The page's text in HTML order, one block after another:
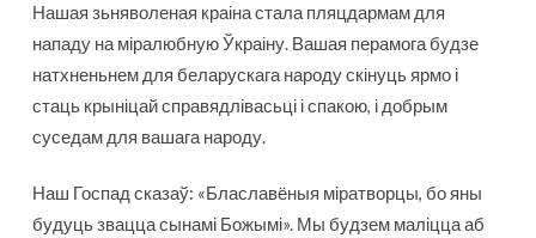
Нашая зьняволеная краіна стала пляцдармам для
нападу на міралюбную Ўкраіну. Вашая перамога будзе
натхненьнем для беларускага народу скінуць ярмо і
стаць крыніцай справядлівасьці і спакою, і добрым
суседам для вашага народу.
Наш Госпад сказаў: «Блаславёныя міратворцы, бо яны
будуць звацца сынамі Божымі». Мы будзем маліцца аб